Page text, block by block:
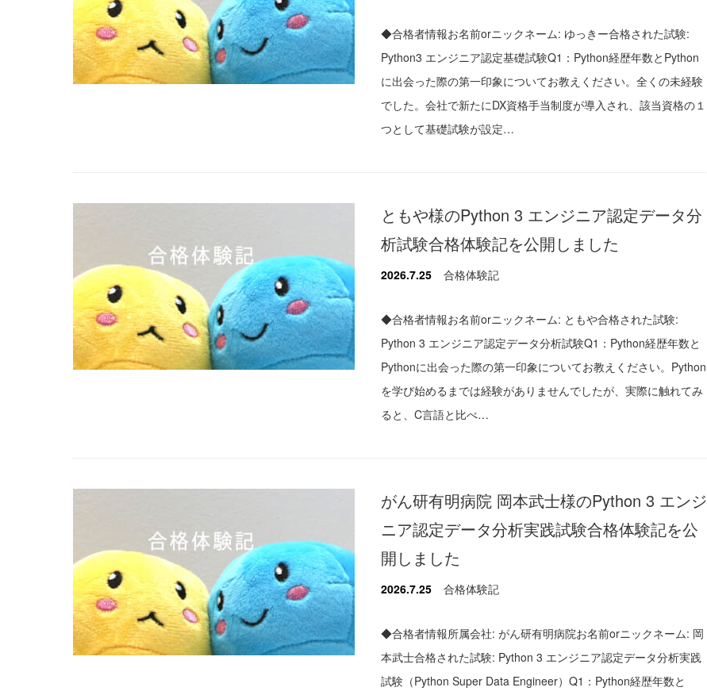
◆合格者情報お名前orニックネーム: ゆっきー合格された試験:
Python3 エンジニア認定基礎試験Q1：Python経歴年数とPython
に出会った際の第一印象についてお教えください。全くの未経験
でした。会社で新たにDX資格手当制度が導入され、該当資格の１
つとして基礎試験が設定…
ともや様のPython 3 エンジニア認定データ分
析試験合格体験記を公開しました
2026.7.25 合格体験記
◆合格者情報お名前orニックネーム: ともや合格された試験:
Python 3 エンジニア認定データ分析試験Q1：Python経歴年数と
Pythonに出会った際の第一印象についてお教えください。Python
を学び始めるまでは経験がありませんでしたが、実際に触れてみ
ると、C言語と比べ…
がん研有明病院 岡本武士様のPython 3 エンジ
ニア認定データ分析実践試験合格体験記を公
開しました
2026.7.25 合格体験記
◆合格者情報所属会社: がん研有明病院お名前orニックネーム: 岡
本武士合格された試験: Python 3 エンジニア認定データ分析実践
試験（Python Super Data Engineer）Q1：Python経歴年数と